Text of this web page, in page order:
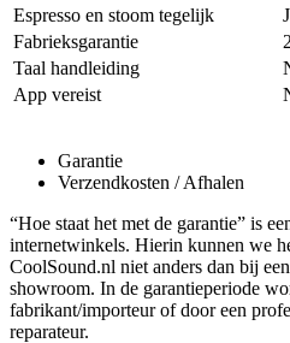
Espresso en stoom tegelijk
Fabrieksgarantie
Taal handleiding
App vereist
Garantie
Verzendkosten / Afhalen
“Hoe staat het met de garantie” is
internetwinkels. Hierin kunnen we
CoolSound.nl niet anders dan bij
showroom. In de garantieperiode
fabrikant/importeur of door een
reparateur.